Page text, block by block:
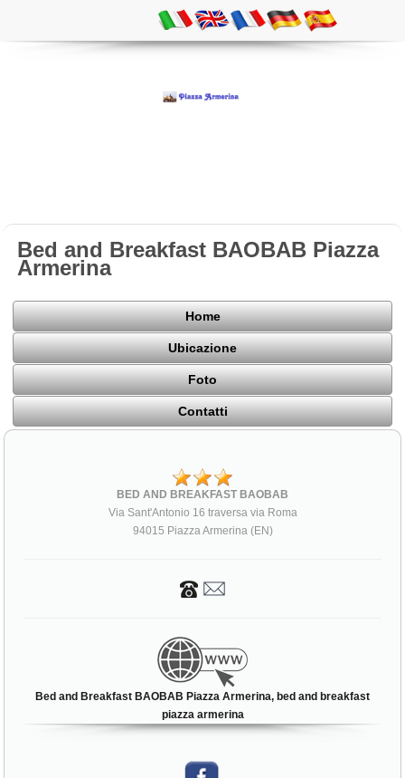
Bed and Breakfast BAOBAB Piazza
Armerina
Home
Ubicazione
Foto
Contatti
BED AND BREAKFAST BAOBAB
Via Sant'Antonio 16 traversa via Roma
94015 Piazza Armerina (EN)
Bed and Breakfast BAOBAB Piazza Armerina, bed and breakfast
piazza armerina